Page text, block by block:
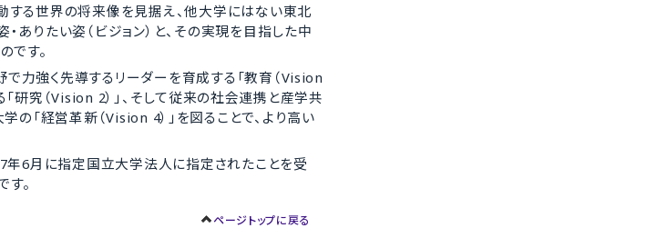
する世界の将来像を見据え、他大学にはない東北
りたい姿（ビジョン）と、その実現を目指した中
です。
力強く先導するリーダーを育成する「教育（Vision
研究（Vision 2）」、そして従来の社会連携と産学共
の「経営革新（Vision 4）」を図ることで、より高い
年6月に指定国立大学法人に指定されたことを受
。
ページトップに戻る